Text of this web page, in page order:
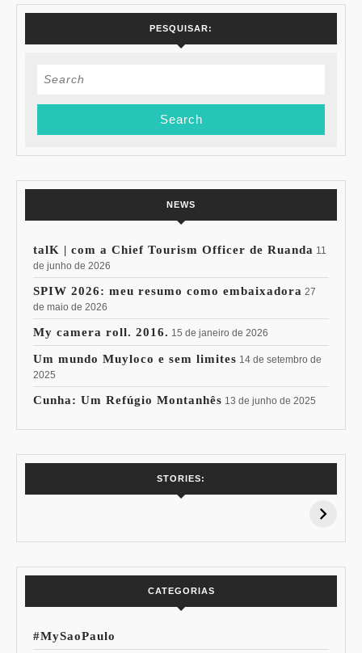
PESQUISAR:
Search
NEWS
talK | com a Chief Tourism Officer de Ruanda 11
de junho de 2026
SPIW 2026: meu resumo como embaixadora 27
de maio de 2026
My camera roll. 2016. 15 de janeiro de 2026
Um mundo Muyloco e sem limites 14 de setembro de
2025
Cunha: Um Refúgio Montanhês 13 de junho de 2025
STORIES:
15% de
Pessoal: Os
CATEGORIAS
#MySaoPaulo